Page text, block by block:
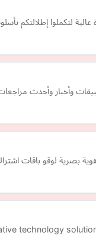
لتكملوا إطلالتكم
وأخبار وأحدث
technology